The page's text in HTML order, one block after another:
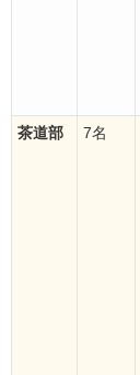
茶道部
7名